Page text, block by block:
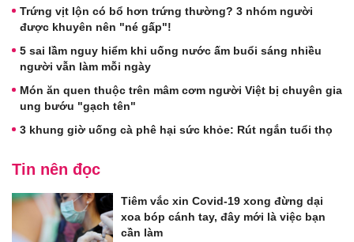
Trứng vịt lộn có bổ hơn trứng thường? 3 nhóm người
được khuyên nên "né gấp"!
5 sai lầm nguy hiểm khi uống nước ấm buổi sáng nhiều
người vẫn làm mỗi ngày
Món ăn quen thuộc trên mâm cơm người Việt bị chuyên gia
ung bướu "gạch tên"
3 khung giờ uống cà phê hại sức khỏe: Rút ngắn tuổi thọ
Tin nên đọc
Tiêm vắc xin Covid-19 xong đừng dại
xoa bóp cánh tay, đây mới là việc bạn
cần làm